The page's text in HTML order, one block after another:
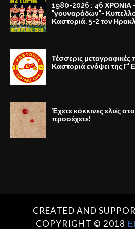
1980-2026 : 46 ΧΡΟΝΙΑ
"γουναράδων"-
Καστοριά, 5-2 τον
Τέσσερις μεταγραφικές
Καστοριά ενόψει της Γ'
Έχετε κόκκινες ελιές
προσέχετε!
CREATED AND
COPYRIGHT © 2018